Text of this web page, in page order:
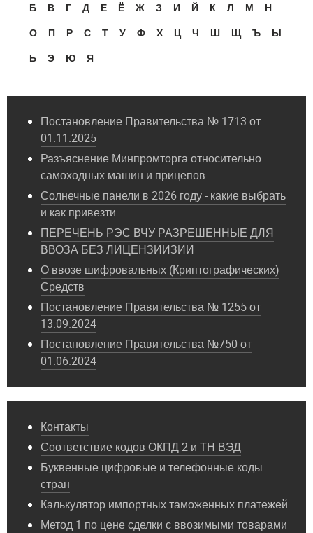
Б
В Г Д Е Ё Ж З И Й К Л М
Н
О
П Р С Т У Ф Х Ц Ч Ш Щ Ъ
Ы
Ь
Э Ю Я
Постановление Правительства № 1713 от
01.11.2025
Разъяснение Минпромторга относительно
самоходных машин и прицепов
Солнечные панели в 2026 году - какие выбрать
и как привезти
ПЕРЕЧЕНЬ РЭС ВЧУ РАЗРЕШЕННЫЕ ДЛЯ
ВВОЗА БЕЗ ЛИЦЕНЗИИЗИИ
О ввозе шифровальных (Криптографических)
Средств
Постановление Правительства № 1255 от
13.09.2024
Постановление Правительства №750 от
01.06.2024
Контакты
Соответствие кодов ОКПД 2 и ТН ВЭД
Буквенные цифровые и телефонные коды
стран
Калькулятор импортных таможенных платежей
Метод 1 по цене сделки с ввозимыми товарами